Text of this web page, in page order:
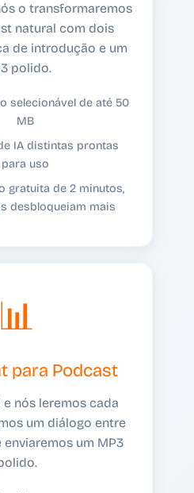
o transformaremos
natural com dois
de introdução e um
polido.
selecionável de até 50
MB
IA distintas prontas
para uso
gratuita de 2 minutos,
desbloqueiam mais
📊
para Podcast
e nós leremos cada
um diálogo entre
enviaremos um MP3